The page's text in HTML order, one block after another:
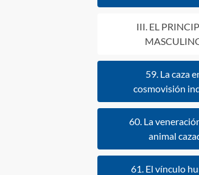
III. EL
59. La caza
cosmovisión
60. La
animal
61. El vínculo